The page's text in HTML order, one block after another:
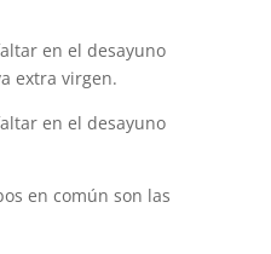
en el desayuno
extra virgen.
en el desayuno
en común son las